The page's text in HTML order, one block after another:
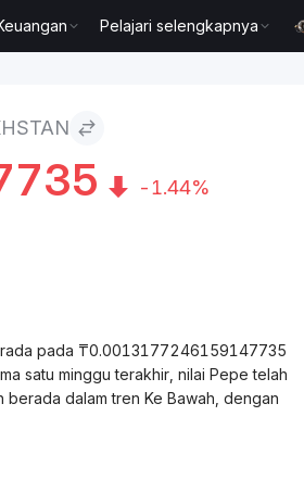
Pelajari selengkapnya
-1.44%
pada ₸0.0013177246159147735
satu minggu terakhir, nilai Pepe telah
dalam tren Ke Bawah, dengan